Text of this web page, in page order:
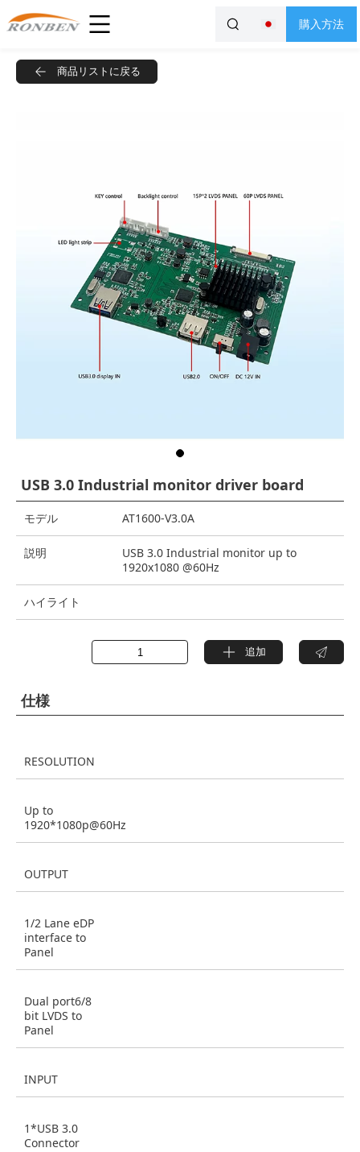
購入方法
商品リストに戻る
USB 3.0 Industrial monitor driver board
モデル AT1600-V3.0A
説明
USB 3.0 Industrial monitor up to
1920x1080 @60Hz
ハイライト
追加
仕様
RESOLUTION
Up to
1920*1080p@60Hz
OUTPUT
1/2 Lane eDP
interface to
Panel
Dual port6/8
bit LVDS to
Panel
INPUT
1*USB 3.0
Connector